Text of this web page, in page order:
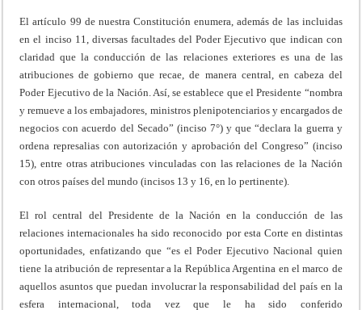
El artículo 99 de nuestra Constitución enumera, además de las incluidas
en el inciso 11, diversas facultades del Poder Ejecutivo que indican con
claridad que la conducción de las relaciones exteriores es una de las
atribuciones de gobierno que recae, de manera central, en cabeza del
Poder Ejecutivo de la Nación. Así, se establece que el Presidente “nombra
y remueve a los embajadores, ministros plenipotenciarios y encargados de
negocios con acuerdo del Secado” (inciso 7°) y que “declara la guerra y
ordena represalias con autorización y aprobación del Congreso” (inciso
15), entre otras atribuciones vinculadas con las relaciones de la Nación
con otros países del mundo (incisos 13 y 16, en lo pertinente).
El rol central del Presidente de la Nación en la conducción de las
relaciones internacionales ha sido reconocido por esta Corte en distintas
oportunidades, enfatizando que “es el Poder Ejecutivo Nacional quien
tiene la atribución de representar a la República Argentina en el marco de
aquellos asuntos que puedan involucrar la responsabilidad del país en la
esfera internacional, toda vez que le ha sido conferido